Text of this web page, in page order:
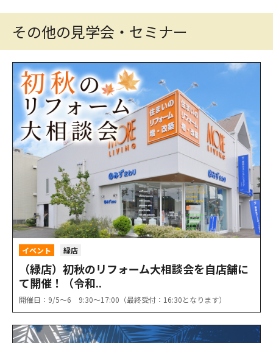
その他の見学会・セミナー
イベント 緑店
（緑店）初秋のリフォーム大相談会を自店舗に
て開催！（令和..
開催日：9/5〜6 9:30〜17:00（最終受付：16:30となります）